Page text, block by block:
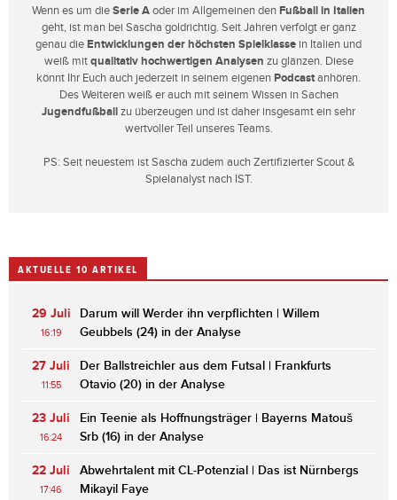
Wenn es um dieSerie Aoder im Allgemeinen den Fußball in Italien
geht, ist man bei Sascha goldrichtig. Seit Jahren verfolgt er ganz
genau die Entwicklungen der höchsten Spielklasse in Italien und
weiß mitqualitativ hochwertigen Analysen zu glänzen. Diese
könnt Ihr Euch auch jederzeit in seinem eigenen Podcastanhören.
Des Weiteren weiß er auch mit seinem Wissen in Sachen
Jugendfußballzu überzeugen und ist daher insgesamt ein sehr
wertvoller Teil unseres Teams.
PS: Seit neuestem ist Sascha zudem auch Zertifizierter Scout &
Spielanalyst nach IST.
AKTUELLE 10 ARTIKEL
29 Juli
16:19
Darum will Werder ihn verpflichten | Willem
Geubbels (24) in der Analyse
27 Juli
11:55
Der Ballstreichler aus dem Futsal | Frankfurts
Otavio (20) in der Analyse
23 Juli
16:24
Ein Teenie als Hoffnungsträger | Bayerns Matouš
Srb (16) in der Analyse
22 Juli
17:46
Abwehrtalent mit CL-Potenzial | Das ist Nürnbergs
Mikayil Faye